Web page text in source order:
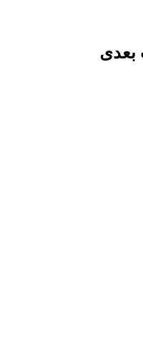
بعدی